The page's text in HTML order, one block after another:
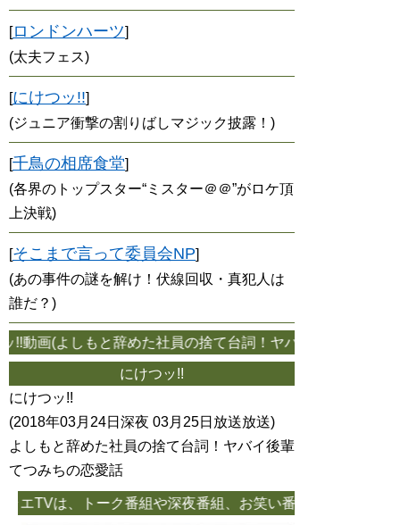
[ロンドンハーツ]
(太夫フェス)
[にけつッ!!]
(ジュニア衝撃の割りばしマジック披露！)
[千鳥の相席食堂]
(各界のトップスター“ミスター＠＠”がロケ頂
上決戦)
[そこまで言って委員会NP]
(あの事件の謎を解け！伏線回収・真犯人は
誰だ？)
動画(よしもと辞めた社員の捨て台詞！ヤバイ後輩てつみち
にけつッ!!
にけつッ!!
(2018年03月24日深夜 03月25日放送放送)
よしもと辞めた社員の捨て台詞！ヤバイ後輩
てつみちの恋愛話